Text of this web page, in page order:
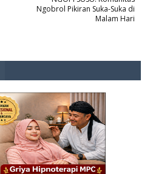
Ngobrol Pikiran Suka-Suka di
Malam Hari